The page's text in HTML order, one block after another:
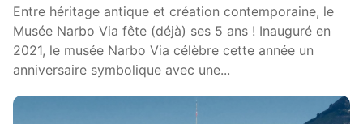
Entre héritage antique et création contemporaine, le
Musée Narbo Via fête (déjà) ses 5 ans ! Inauguré en
2021, le musée Narbo Via célèbre cette année un
anniversaire symbolique avec une...